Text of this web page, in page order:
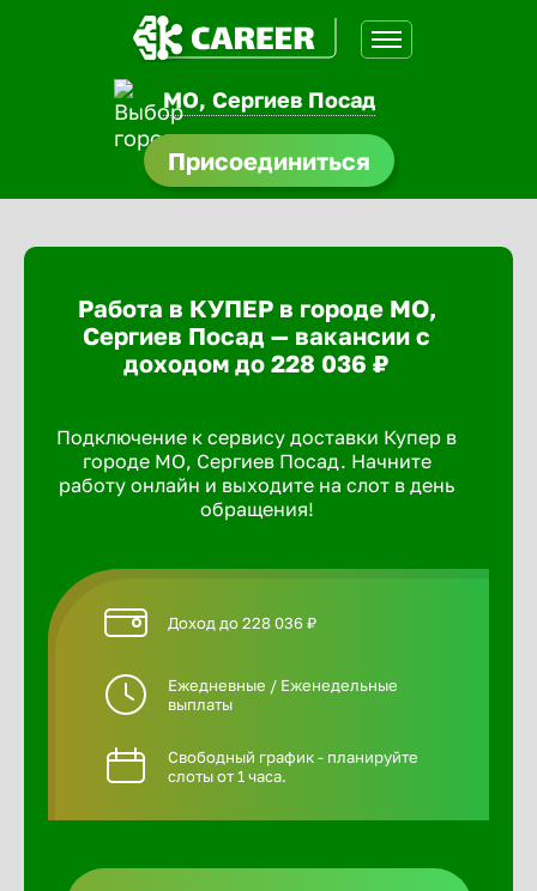
МО, Сергиев Посад
Присоединиться
Работа в КУПЕР в городе МО,
Сергиев Посад — вакансии с
доходом до 228 036 ₽
Подключение к сервису доставки Купер в
городе МО, Сергиев Посад. Начните
работу онлайн и выходите на слот в день
обращения!
Доход до 228 036 ₽
Ежедневные / Еженедельные
выплаты
Свободный график - планируйте
слоты от 1 часа.